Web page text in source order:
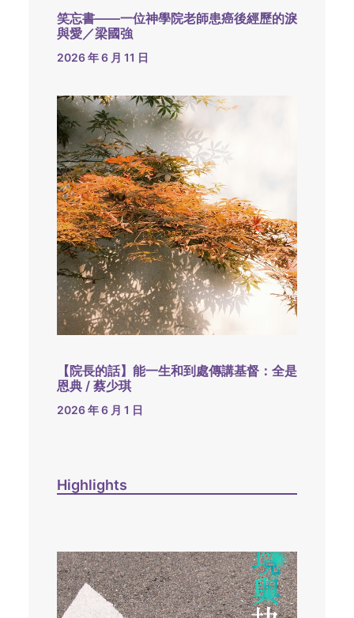
笑忘書——一位神學院老師患癌後經歷的淚
與愛／梁國強
2026 年 6 月 11 日
【院長的話】能一生和到處傳講基督：全是
恩典 / 蔡少琪
2026 年 6 月 1 日
Highlights